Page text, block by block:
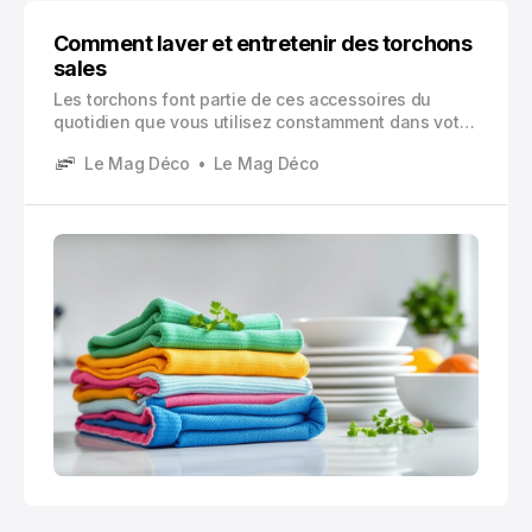
Comment laver et entretenir des torchons
sales
Les torchons font partie de ces accessoires du
quotidien que vous utilisez constamment dans votre
entretenir des torchons régulièrement représente un
votre santé.
Le Mag Déco Le Mag Déco